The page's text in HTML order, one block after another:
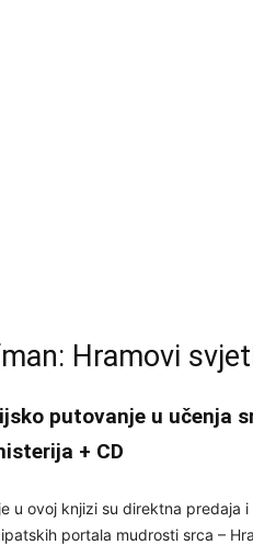
Hramovi
putovanje u učenja
+ CD
u ovoj knjizi su direktna predaja i
portala mudrosti srca –